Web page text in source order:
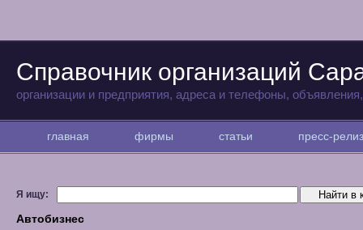
Справочник организаций
организации и предприятия, адреса и телефоны,
главная фирмы статьи пресс-
Я ищу:
Автобизнес